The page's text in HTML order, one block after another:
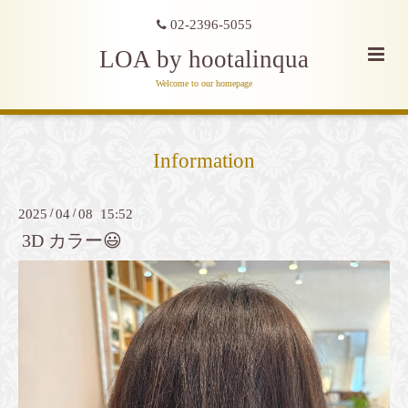
02-2396-5055
LOA by hootalinqua
Welcome to our homepage
Information
2025 /04 /08 15:52
3D カラー😃